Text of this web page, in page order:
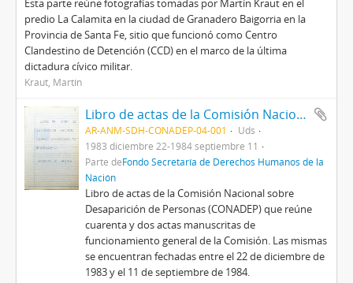
Esta parte reúne fotografías tomadas por Martín Kraut en el
predio La Calamita en la ciudad de Granadero Baigorria en la
Provincia de Santa Fe, sitio que funcionó como Centro
Clandestino de Detención (CCD) en el marco de la última
dictadura cívico militar.
Kraut, Martín
Libro de actas de la Comisión Nacional sobre Desaparición de Personas (CONADEP)
AR-ANM-SDH-CONADEP-04-001
Uds
1983 diciembre 22-1984 septiembre 11
Parte deFondo Secretaría de Derechos Humanos de la
Nación
Libro de actas de la Comisión Nacional sobre
Desaparición de Personas (CONADEP) que reúne
cuarenta y dos actas manuscritas de
funcionamiento general de la Comisión. Las mismas
se encuentran fechadas entre el 22 de diciembre de
1983 y el 11 de septiembre de 1984.